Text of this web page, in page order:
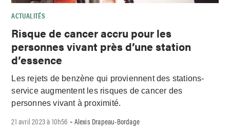
ACTUALITÉS
Risque de cancer accru pour les
personnes vivant près d’une station
d’essence
Les rejets de benzène qui proviennent des stations-
service augmentent les risques de cancer des
personnes vivant à proximité.
21 avril 2023 à 10h56 - Alexis Drapeau-Bordage